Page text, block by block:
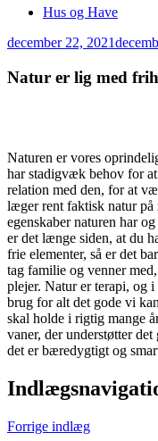
Hus og Have
december 22, 2021
Natur er lig med
Naturen er vores
har stadigvæk behov for
relation med den, for at
læger rent faktisk natur
egenskaber naturen har
er det længe siden, at du
frie elementer, så er det
tag familie og venner
plejer. Natur er terapi, og
brug for alt det gode vi
skal holde i rigtig mange
vaner, der understøtter
det er bæredygtigt og
Forrige indlæg